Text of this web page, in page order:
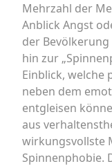
Mehrzahl der
Anblick Angst
der
hin zur
Einblick, welche
neben dem
entgleisen
aus
wirkungsvollste
Spinnenphobie.